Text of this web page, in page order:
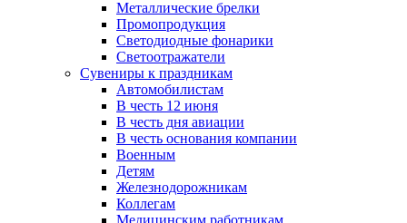
Металлические брелки
Промопродукция
Светодиодные фонарики
Светоотражатели
Сувениры к праздникам
Автомобилистам
В честь 12 июня
В честь дня авиации
В честь основания компании
Военным
Детям
Железнодорожникам
Коллегам
Медицинским работникам